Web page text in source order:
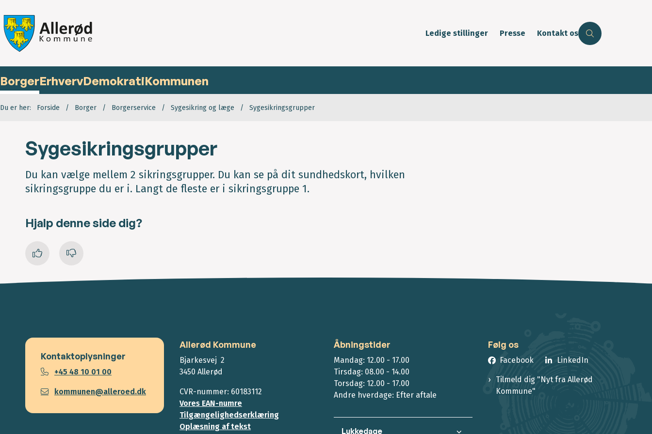
Ledige stillinger Presse Kontakt os
BorgerErhvervDemokratiKommunen
Du er her: Forside Borger Borgerservice Sygesikring og læge Sygesikringsgrupper
Sygesikringsgrupper
Du kan vælge mellem 2 sikringsgrupper. Du kan se på dit sundhedskort, hvilken
sikringsgruppe du er i. Langt de fleste er i sikringsgruppe 1.
Hjalp denne side dig?
Kontaktoplysninger
+45 48 10 01 00
kommunen@alleroed.dk
Allerød Kommune
Bjarkesvej 2
3450 Allerød
CVR-nummer: 60183112
Vores EAN-numre
Tilgængelighedserklæring
Oplæsning af tekst
Åbningstider
Mandag: 12.00 - 17.00
Tirsdag: 08.00 - 14.00
Torsdag: 12.00 - 17.00
Andre hverdage: Efter aftale
Lukkedage
Følg os
Facebook LinkedIn
Tilmeld dig "Nyt fra Allerød
Kommune"